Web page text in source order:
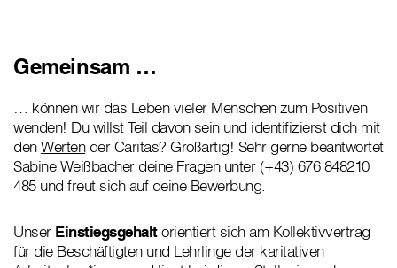
Gemeinsam …
… können wir das Leben vieler Menschen zum Positiven
wenden! Du willst Teil davon sein und identifizierst dich mit
denWertender Caritas? Großartig! Sehr gerne beantwortet
Sabine Weißbacher deine Fragen unter (+43) 676 848210
485 und freut sich auf deine Bewerbung.
Unser Einstiegsgehaltorientiert sich am Kollektivvertrag
für die Beschäftigten und Lehrlinge der karitativen